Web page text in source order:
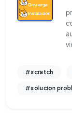
#scratch
#solucion